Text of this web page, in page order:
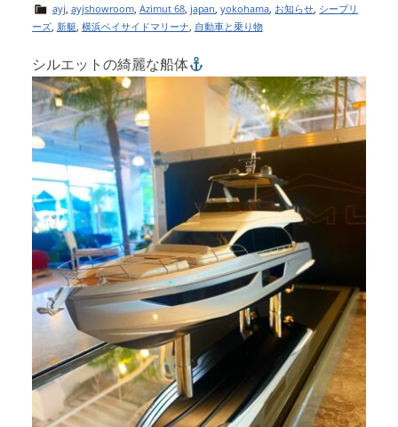
ayj ayjshowroom, Azimut 68, japan ,yokohama お知らせ シーブリ
ーズ, 新艇 横浜ベイサイドマリーナ 自動車と乗り物
シルエットの綺麗な船体